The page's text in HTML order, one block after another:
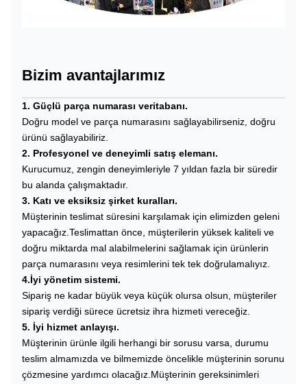
Bizim avantajlarımız
1. Güçlü parça numarası veritabanı.
Doğru model ve parça numarasını sağlayabilirseniz, doğru
ürünü sağlayabiliriz.
2. Profesyonel ve deneyimli satış elemanı.
Kurucumuz, zengin deneyimleriyle 7 yıldan fazla bir süredir
bu alanda çalışmaktadır.
3. Katı ve eksiksiz şirket kuralları.
Müşterinin teslimat süresini karşılamak için elimizden geleni
yapacağız.Teslimattan önce, müşterilerin yüksek kaliteli ve
doğru miktarda mal alabilmelerini sağlamak için ürünlerin
parça numarasını veya resimlerini tek tek doğrulamalıyız.
4.İyi yönetim sistemi.
Sipariş ne kadar büyük veya küçük olursa olsun, müşteriler
sipariş verdiği sürece ücretsiz ihra hizmeti vereceğiz.
5. İyi hizmet anlayışı.
Müşterinin ürünle ilgili herhangi bir sorusu varsa, durumu
teslim almamızda ve bilmemizde öncelikle müşterinin sorunu
çözmesine yardımcı olacağız.Müşterinin gereksinimleri